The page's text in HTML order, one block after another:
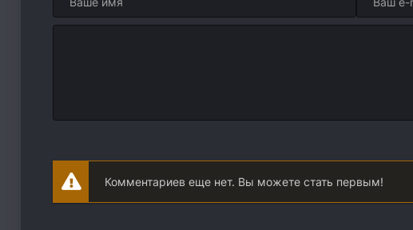
Комментариев еще нет. Вы можете стать первым!